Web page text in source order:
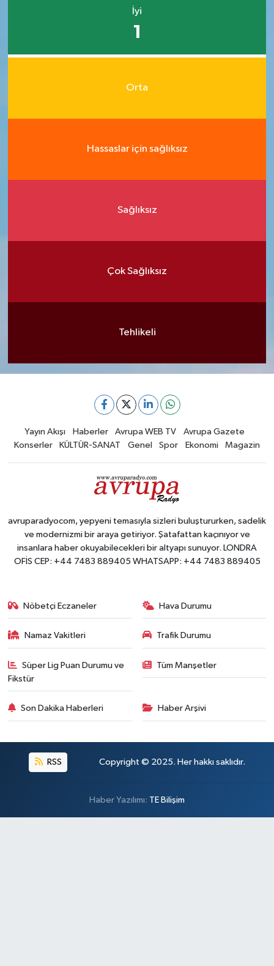
İyi
1
Orta
Hassaslar için sağlıksız
Sağlıksız
Çok Sağlıksız
Tehlikeli
Yayın Akışı Haberler Avrupa WEB TV
Avrupa Gazete
Konserler
KÜLTÜR-SANAT Genel Spor Ekonomi Magazin
avruparadyocom, yepyeni temasıyla sizleri buluştururken, sadelik
ve modernizmi bir araya getiriyor. Şatafattan kaçınıyor ve
insanlara haber okuyabilecekleri bir altyapı sunuyor. LONDRA
OFİS CEP: +44 7483 889405 WHATSAPP: +44 7483 889405
Nöbetçi Eczaneler Hava Durumu
Namaz Vakitleri Trafik Durumu
Süper Lig Puan Durumu ve
Fikstür
Tüm Manşetler
Son Dakika Haberleri Haber Arşivi
RSS Copyright © 2025. Her hakkı saklıdır.
Haber Yazılımı: TE Bilişim